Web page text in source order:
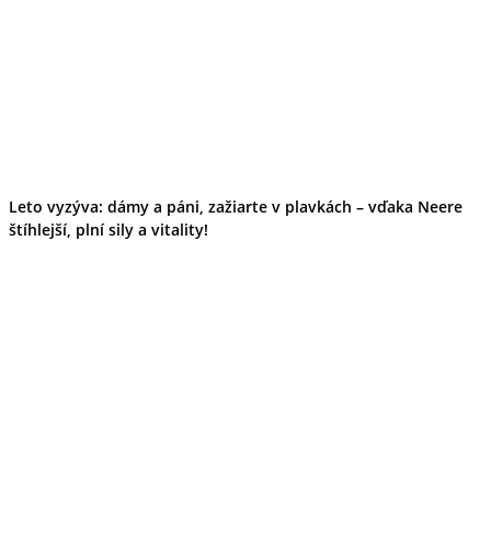
Leto vyzýva: dámy a páni, zažiarte v plavkách – vďaka Neere
štíhlejší, plní sily a vitality!